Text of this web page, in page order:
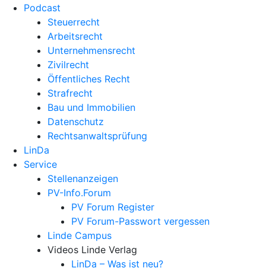
Podcast
Steuerrecht
Arbeitsrecht
Unternehmens­recht
Zivilrecht
Öffentliches Recht
Strafrecht
Bau und Immobilien
Datenschutz
Rechtsanwalts­prüfung
LinDa
Service
Stellenanzeigen
PV-Info.Forum
PV Forum Register
PV Forum-Passwort vergessen
Linde Campus
Videos Linde Verlag
LinDa – Was ist neu?